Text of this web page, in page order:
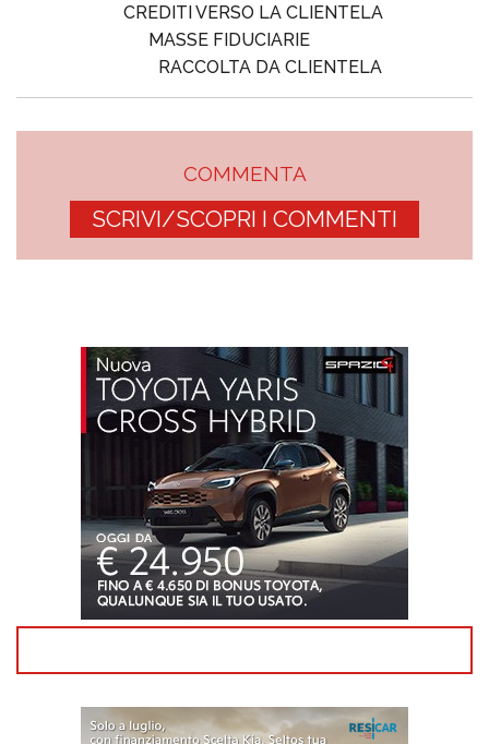
CREDITI VERSO LA CLIENTELA
MASSE FIDUCIARIE
RACCOLTA DA CLIENTELA
COMMENTA
SCRIVI/SCOPRI I COMMENTI